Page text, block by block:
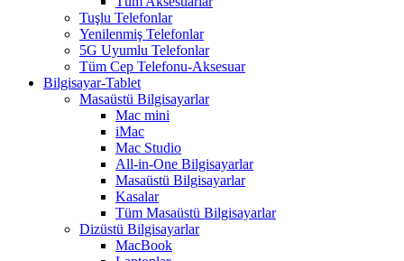
Tuşlu Telefonlar
Yenilenmiş Telefonlar
5G Uyumlu Telefonlar
Tüm Cep Telefonu-Aksesuar
Bilgisayar-Tablet
Masaüstü Bilgisayarlar
Mac mini
iMac
Mac Studio
All-in-One Bilgisayarlar
Masaüstü Bilgisayarlar
Kasalar
Tüm Masaüstü Bilgisayarlar
Dizüstü Bilgisayarlar
MacBook